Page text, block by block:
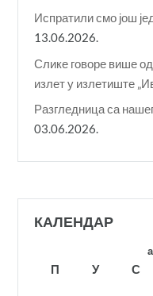
Испратили смо још
13.06.2026.
Слике говоре више
излет у излетиште
Разгледница са
03.06.2026.
КАЛЕНДАР
П У С